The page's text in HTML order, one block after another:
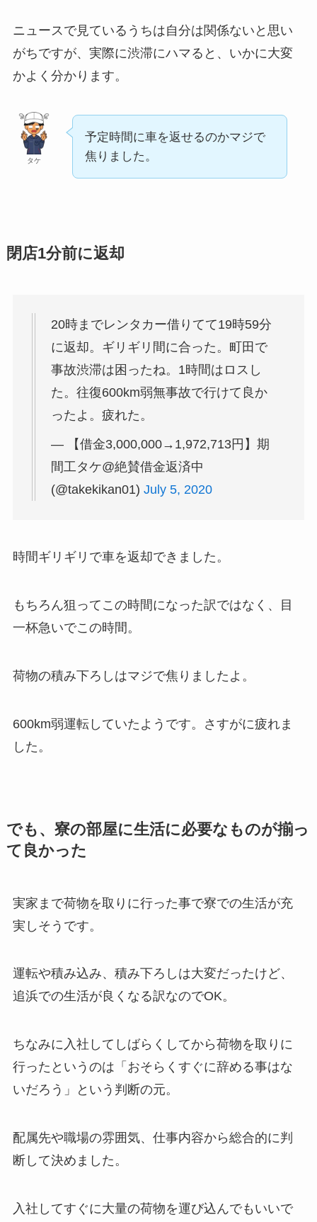
ニュースで見ているうちは自分は関係ないと思い
がちですが、実際に渋滞にハマると、いかに大変
かよく分かります。
タケ
予定時間に車を返せるのかマジで
焦りました。
閉店1分前に返却
20時までレンタカー借りてて19時59分
に返却。ギリギリ間に合った。町田で
事故渋滞は困ったね。1時間はロスし
た。往復600km弱無事故で行けて良か
ったよ。疲れた。
— 【借金3,000,000→1,972,713円】期
間工タケ@絶賛借金返済中
(@takekikan01) July 5, 2020
時間ギリギリで車を返却できました。
もちろん狙ってこの時間になった訳ではなく、目
一杯急いでこの時間。
荷物の積み下ろしはマジで焦りましたよ。
600km弱運転していたようです。さすがに疲れま
した。
でも、寮の部屋に生活に必要なものが揃っ
て良かった
実家まで荷物を取りに行った事で寮での生活が充
実しそうです。
運転や積み込み、積み下ろしは大変だったけど、
追浜での生活が良くなる訳なのでOK。
ちなみに入社してしばらくしてから荷物を取りに
行ったというのは「おそらくすぐに辞める事はな
いだろう」という判断の元。
配属先や職場の雰囲気、仕事内容から総合的に判
断して決めました。
入社してすぐに大量の荷物を運び込んでもいいで